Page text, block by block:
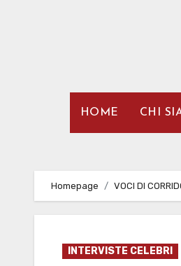
HOME CHI
Homepage VOCI DI
INTERVISTE CELEBRI